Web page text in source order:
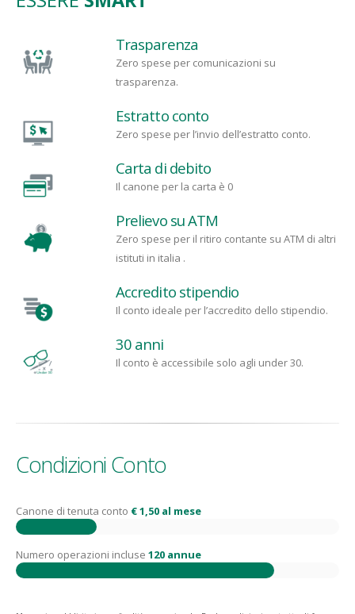
Trasparenza
Zero spese per comunicazioni su
trasparenza.
Estratto conto
Zero spese per l’invio dell’estratto conto.
Carta di debito
Il canone per la carta è 0
Prelievo su ATM
Zero spese per il ritiro contante su ATM di altri
istituti in italia .
Accredito stipendio
Il conto ideale per l’accredito dello stipendio.
30 anni
Il conto è accessibile solo agli under 30.
Condizioni Conto
Canone di tenuta conto € 1,50 al mese
Numero operazioni incluse 120 annue